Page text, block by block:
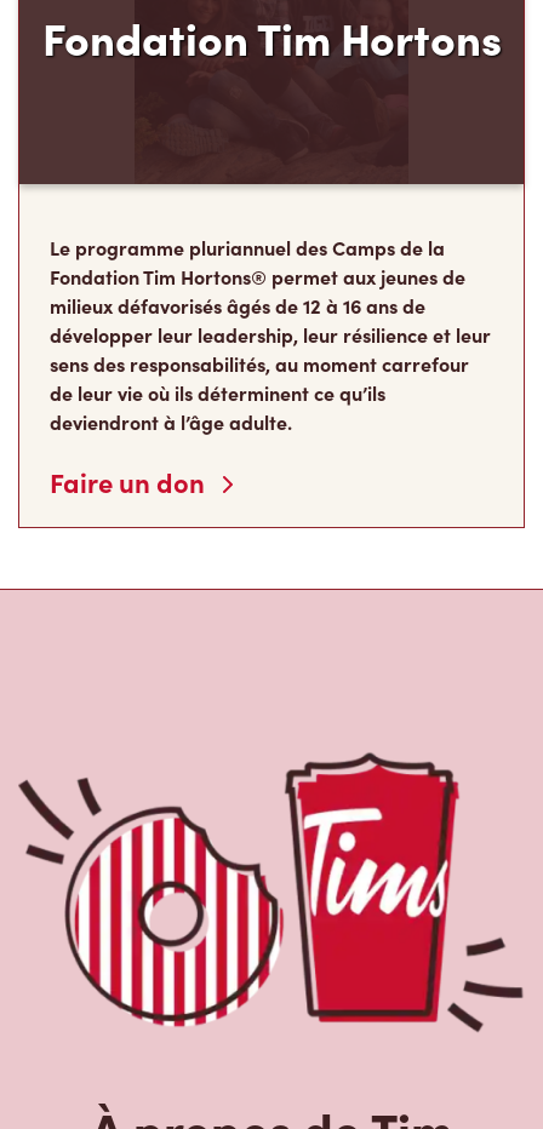
Fondation Tim Hortons
Le programme pluriannuel des Camps de la
Fondation Tim Hortons® permet aux jeunes de
milieux défavorisés âgés de 12 à 16 ans de
développer leur leadership, leur résilience et leur
sens des responsabilités, au moment carrefour
de leur vie où ils déterminent ce qu’ils
deviendront à l’âge adulte.
Faire un don